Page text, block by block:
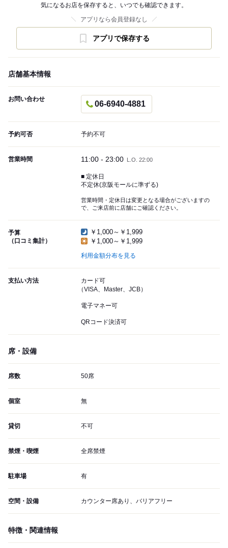
気になるお店を保存すると、いつでも確認できます。
アプリなら会員登録なし
アプリで保存する
店舗基本情報
お問い合わせ
06-6940-4881
予約可否 予約不可
営業時間 11:00 - 23:00 L.O. 22:00
■ 定休日
不定休(京阪モールに準ずる)
営業時間・定休日は変更となる場合がございますの
で、ご来店前に店舗にご確認ください。
予算
（口コミ集計）
￥1,000～￥1,999
￥1,000～￥1,999
利用金額分布を見る
支払い方法
カード可
（VISA、Master、JCB）
電子マネー可
QRコード決済可
席・設備
席数 50席
個室 無
貸切 不可
禁煙・喫煙 全席禁煙
駐車場 有
空間・設備 カウンター席あり、バリアフリー
特徴・関連情報